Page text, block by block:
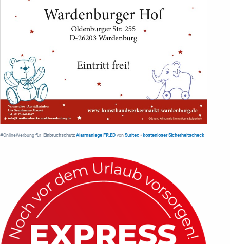
#OnlineWerbung für Einbruchschutz Alarmanlage FR.ED von Suritec • kostenloser Sicherheitscheck